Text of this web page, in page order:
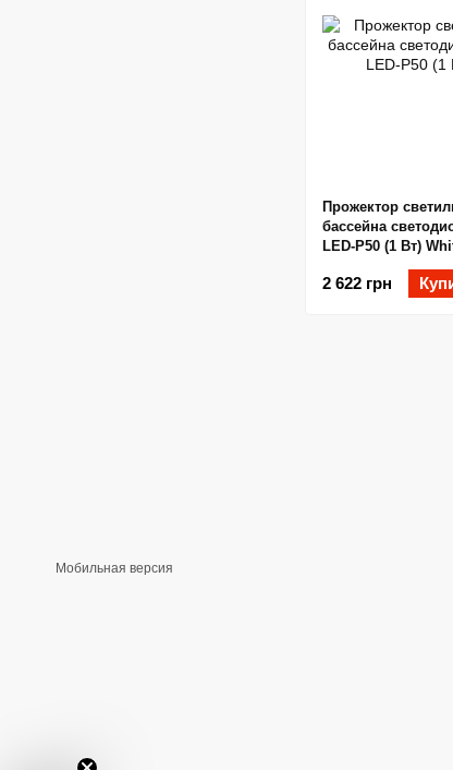
Прожектор
бассейна
LED-P50 (1 Вт)
2 622 грн
Мобильная версия